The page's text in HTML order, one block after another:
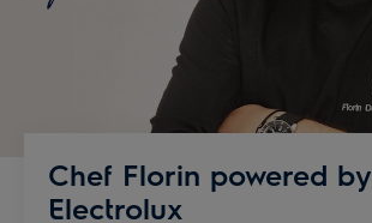
Chef Florin powered by
Electrolux